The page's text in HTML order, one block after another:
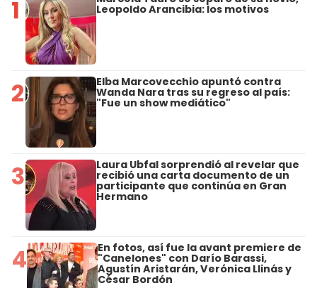
1 Leopoldo Arancibia: los motivos
2 Elba Marcovecchio apuntó contra
Wanda Nara tras su regreso al país:
"Fue un show mediático"
3 Laura Ubfal sorprendió al revelar que
recibió una carta documento de un
participante que continúa en Gran
Hermano
4 En fotos, así fue la avant premiere de
"Canelones" con Darío Barassi,
Agustín Aristarán, Verónica Llinás y
César Bordón